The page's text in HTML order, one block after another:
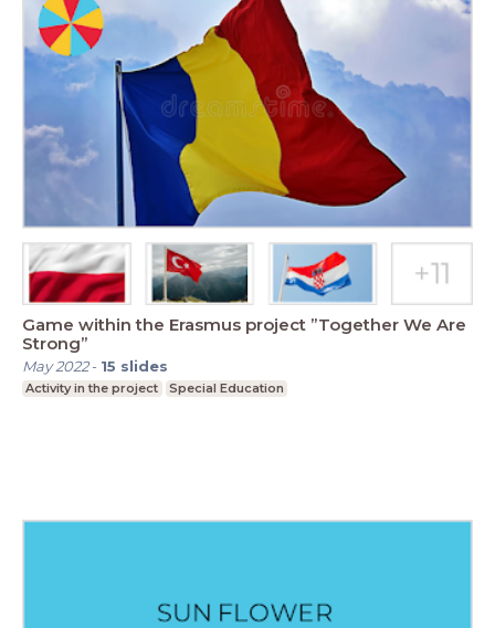
Game within the Erasmus project ”Together We Are
Strong”
May 2022- 15 slides
Activity in the project Special Education